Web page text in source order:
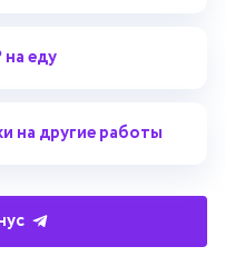
еду
на другие работы